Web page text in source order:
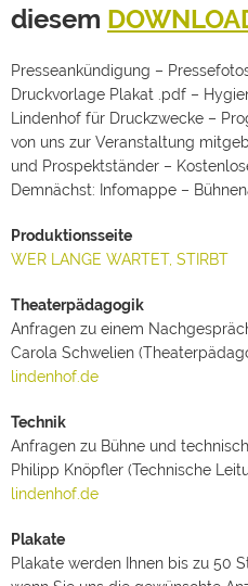
diesem
Presseankündigung –
Druckvorlage Plakat .pdf –
Lindenhof für Druckzwecke –
von uns zur Veranstaltung
und Prospektständer –
Demnächst: Infomappe –
Produktionsseite
WER LANGE WARTET, STIRBT
Theaterpädagogik
Anfragen zu einem
Carola Schwelien
lindenhof.de
Technik
Anfragen zu Bühne und
Philipp Knöpfler (Technische
lindenhof.de
Plakate
Plakate werden Ihnen bis zu 50